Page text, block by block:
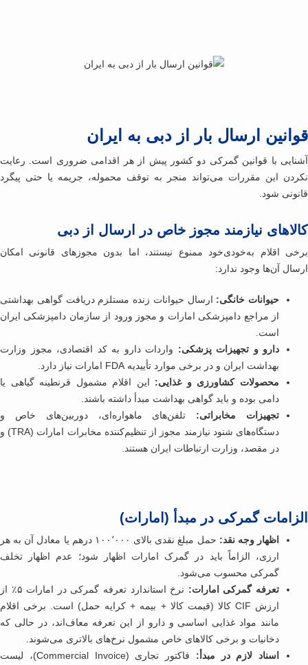
ارسال بار از دبی به ایران
با قوانین گمرکی دو کشور پیش از هر اقدامی ضروری است. رعایت
این مقررات می‌تواند منجر به توقف محموله، جریمه یا حتی پیگرد
شود.
نیازمند مجوز خاص در ارسال از دبی
اقلام به‌خودی‌خود ممنوع نیستند، اما بدون مجوزهای قانونی امکان
آن‌ها وجود ندارد:
حیوانات خانگی:ارسال حیوانات زنده مستلزم دریافت گواهی بهداشتی
از مراجع دامپزشکی امارات و مجوز ورود از سازمان دامپزشکی ایران
است.
دارو و تجهیزات پزشکی: واردات دارو به کد اقتصادی، مجوز وزارت
بهداشت ایران و در برخی موارد تأییدیه FDA امارات نیاز دارد.
محصولات کشاورزی و غذایی:این اقلام مشمول قرنطینه گیاهی یا
دامی بوده و باید گواهی بهداشت مبدأ داشته باشند.
تجهیزات مخابراتی:تلفن‌های ماهواره‌ای، دوربین‌های خاص و
دستگاه‌های شنود نیازمند مجوز از تنظیم‌کننده مخابرات امارات (TRA) و
در مقصد، وزارت ارتباطات ایران هستند.
گمرکی در مبدأ (امارات)
اظهار وجه نقد:
حمل مبلغ نقدی بالای ۱۰۰٬۰۰۰ درهم یا معادل آن به هر
ارزی، الزاماً باید در گمرک امارات اظهار شود؛ عدم اظهار تخلف
گمرکی محسوب می‌شود.
تعرفه گمرکی امارات:
نرخ استاندارد تعرفه گمرکی در امارات ۵٪ از
ارزش CIF کالا (قیمت کالا + بیمه + کرایه حمل) است. برخی اقلام
مانند مواد غذایی اساسی و دارو از این تعرفه معاف‌اند، در حالی که
دخانیات و برخی کالاهای خاص مشمول نرخ‌های بالاتری می‌شوند.
اسناد لازم در مبدأ:
فاکتور تجاری (Commercial Invoice)، لیست